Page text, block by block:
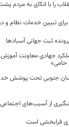
را با اتکای به مردم
تبیین خدمات نظام و
ثبت جهانی آسبادها
جهادی معاونت
خراسان جنوبی تحت پوشش
از آسیب‌های اجتماعی
فرابخشی است